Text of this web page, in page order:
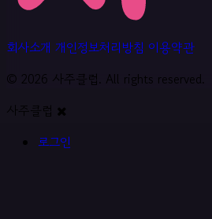
회사소개 개인정보처리방침 이용약관
© 2026 사주클럽. All rights reserved.
사주클럽
로그인